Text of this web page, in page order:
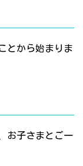
とから始まりま
お子さまとご一